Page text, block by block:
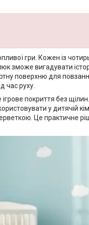
гри. Кожен із
вигадувати
поверхню для
час руху.
покриття без
у дитячій
Це практичне